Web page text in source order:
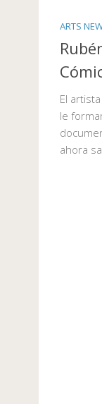
ARTS
El
le
ahora